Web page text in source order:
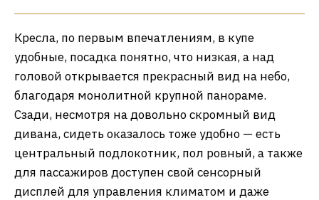
Кресла, по первым впечатлениям, в купе
удобные, посадка понятно, что низкая, а над
головой открывается прекрасный вид на небо,
благодаря монолитной крупной панораме.
Сзади, несмотря на довольно скромный вид
дивана, сидеть оказалось тоже удобно — есть
центральный подлокотник, пол ровный, а также
для пассажиров доступен свой сенсорный
дисплей для управления климатом и даже